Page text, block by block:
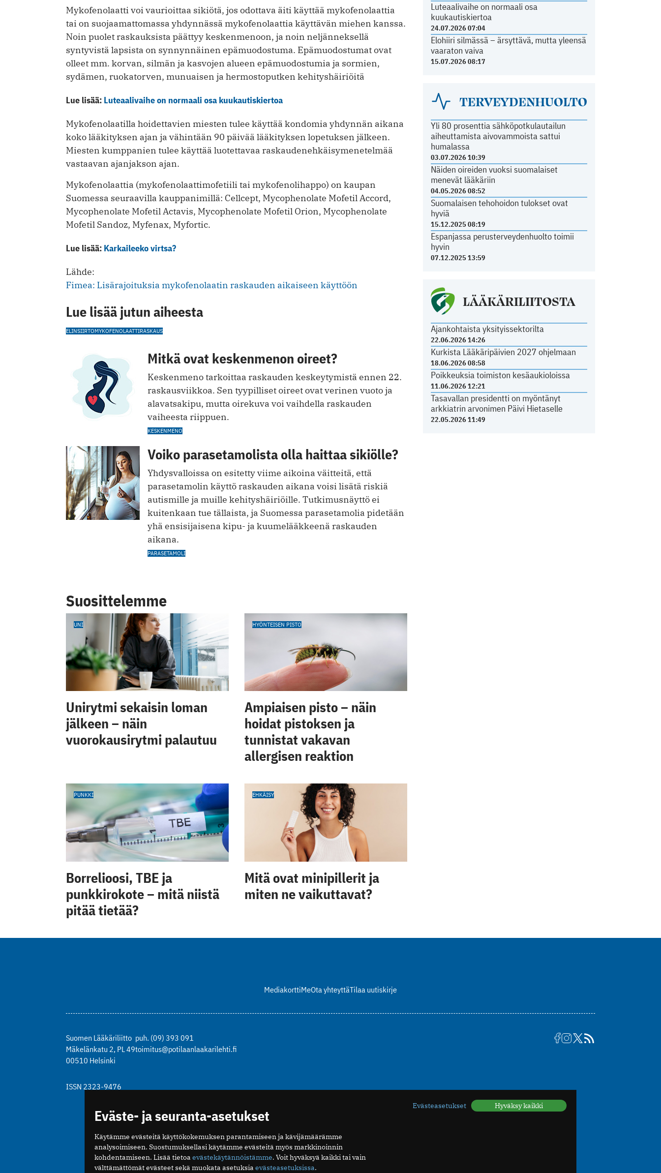
Luteaalivaihe on normaali osa
kuukautiskiertoa
24.07.2026 07:04
Elohiiri silmässä – ärsyttävä, mutta yleensä
vaaraton vaiva
15.07.2026 08:17
TERVEYDENHUOLTO
Yli 80 prosenttia sähköpotkulautailun
aiheuttamista aivovammoista sattui
humalassa
03.07.2026 10:39
Näiden oireiden vuoksi suomalaiset
menevät lääkäriin
04.05.2026 08:52
Suomalaisen tehohoidon tulokset ovat
hyviä
15.12.2025 08:19
Espanjassa perusterveydenhuolto toimii
hyvin
07.12.2025 13:59
LÄÄKÄRILIITOSTA
Ajankohtaista yksityissektorilta
22.06.2026 14:26
Kurkista Lääkäripäivien 2027 ohjelmaan
18.06.2026 08:58
Poikkeuksia toimiston kesäaukioloissa
11.06.2026 12:21
Tasavallan presidentti on myöntänyt
arkkiatrin arvonimen Päivi Hietaselle
22.05.2026 11:49
Mykofenolaatti voi vaurioittaa sikiötä, jos odottava äiti käyttää mykofenolaattia
tai on suojaamattomassa yhdynnässä mykofenolaattia käyttävän miehen kanssa.
Noin puolet raskauksista päättyy keskenmenoon, ja noin neljänneksellä
syntyvistä lapsista on synnynnäinen epämuodostuma. Epämuodostumat ovat
olleet mm. korvan, silmän ja kasvojen alueen epämuodostumia ja sormien,
sydämen, ruokatorven, munuaisen ja hermostoputken kehityshäiriöitä
Lue lisää: Luteaalivaihe on normaali osa kuukautiskiertoa
Mykofenolaatilla hoidettavien miesten tulee käyttää kondomia yhdynnän aikana
koko lääkityksen ajan ja vähintään 90 päivää lääkityksen lopetuksen jälkeen.
Miesten kumppanien tulee käyttää luotettavaa raskaudenehkäisymenetelmää
vastaavan ajanjakson ajan.
Mykofenolaattia (mykofenolaattimofetiili tai mykofenolihappo) on kaupan
Suomessa seuraavilla kauppanimillä: Cellcept, Mycophenolate Mofetil Accord,
Mycophenolate Mofetil Actavis, Mycophenolate Mofetil Orion, Mycophenolate
Mofetil Sandoz, Myfenax, Myfortic.
Lue lisää: Karkaileeko virtsa?
Lähde:
Fimea: Lisärajoituksia mykofenolaatin raskauden aikaiseen käyttöön
Lue lisää jutun aiheesta
ELINSIIRTOMYKOFENOLAATTIRASKAUS
Mitkä ovat keskenmenon oireet?
Keskenmeno tarkoittaa raskauden keskeytymistä ennen 22.
raskausviikkoa. Sen tyypilliset oireet ovat verinen vuoto ja
alavatsakipu, mutta oirekuva voi vaihdella raskauden
vaiheesta riippuen.
KESKENMENO
Voiko parasetamolista olla haittaa sikiölle?
Yhdysvalloissa on esitetty viime aikoina väitteitä, että
parasetamolin käyttö raskauden aikana voisi lisätä riskiä
autismille ja muille kehityshäiriöille. Tutkimusnäyttö ei
kuitenkaan tue tällaista, ja Suomessa parasetamolia pidetään
yhä ensisijaisena kipu- ja kuumelääkkeenä raskauden
aikana.
PARASETAMOLI
Suosittelemme
UNI
Unirytmi sekaisin loman
jälkeen – näin
vuorokausirytmi palautuu
HYÖNTEISEN PISTO
Ampiaisen pisto – näin
hoidat pistoksen ja
tunnistat vakavan
allergisen reaktion
PUNKKI
Borrelioosi, TBE ja
punkkirokote – mitä niistä
pitää tietää?
EHKÄISY
Mitä ovat minipillerit ja
miten ne vaikuttavat?
MediakorttiMeOta yhteyttäTilaa uutiskirje
Suomen Lääkäriliitto
Mäkelänkatu 2, PL 49
00510 Helsinki
puh. (09) 393 091
toimitus@potilaanlaakarilehti.fi
ISSN 2323-9476
Eväste- ja seuranta-asetukset
Käytämme evästeitä käyttökokemuksen parantamiseen ja kävijämäärämme
analysoimiseen. Suostumuksellasi käytämme evästeitä myös markkinoinnin
kohdentamiseen. Lisää tietoa evästekäytännöistämme. Voit hyväksyä kaikki tai vain
välttämättömät evästeet sekä muokata asetuksia evästeasetuksissa.
Evästeasetukset Hyväksy kaikki